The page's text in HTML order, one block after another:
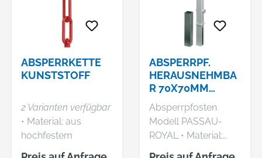
ABSPERRKETTE
KUNSTSTOFF
2 Varianten verfügbar
• Material: aus
hochfestem
Kunststoff • Teilung:
ABSPERRPF.
HERAUSNEHMBA
R 70X70MM
M.BODENH.ROT/
REFLGAH
ALBERTS
Absperrpfosten
Modell PASSAU-
ROYAL • Material:
Stahl, feuerverzinkt